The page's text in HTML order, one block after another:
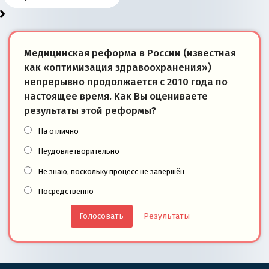
Медицинская реформа в России (известная
как «оптимизация здравоохранения»)
непрерывно продолжается с 2010 года по
настоящее время. Как Вы оцениваете
результаты этой реформы?
На отлично
Неудовлетворительно
Не знаю, поскольку процесс не завершён
Посредственно
Результаты